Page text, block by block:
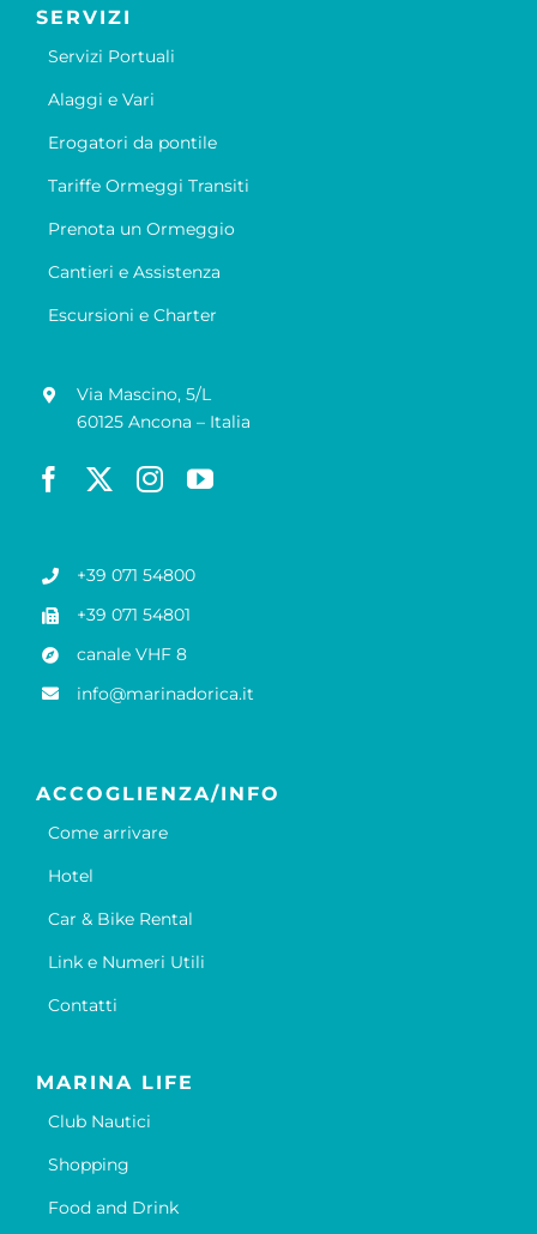
SERVIZI
Servizi Portuali
Alaggi e Vari
Erogatori da pontile
Tariffe Ormeggi Transiti
Prenota un Ormeggio
Cantieri e Assistenza
Escursioni e Charter
Via Mascino, 5/L
60125 Ancona – Italia
+39 071 54800
+39 071 54801
canale VHF 8
info@marinadorica.it
ACCOGLIENZA/INFO
Come arrivare
Hotel
Car & Bike Rental
Link e Numeri Utili
Contatti
MARINA LIFE
Club Nautici
Shopping
Food and Drink